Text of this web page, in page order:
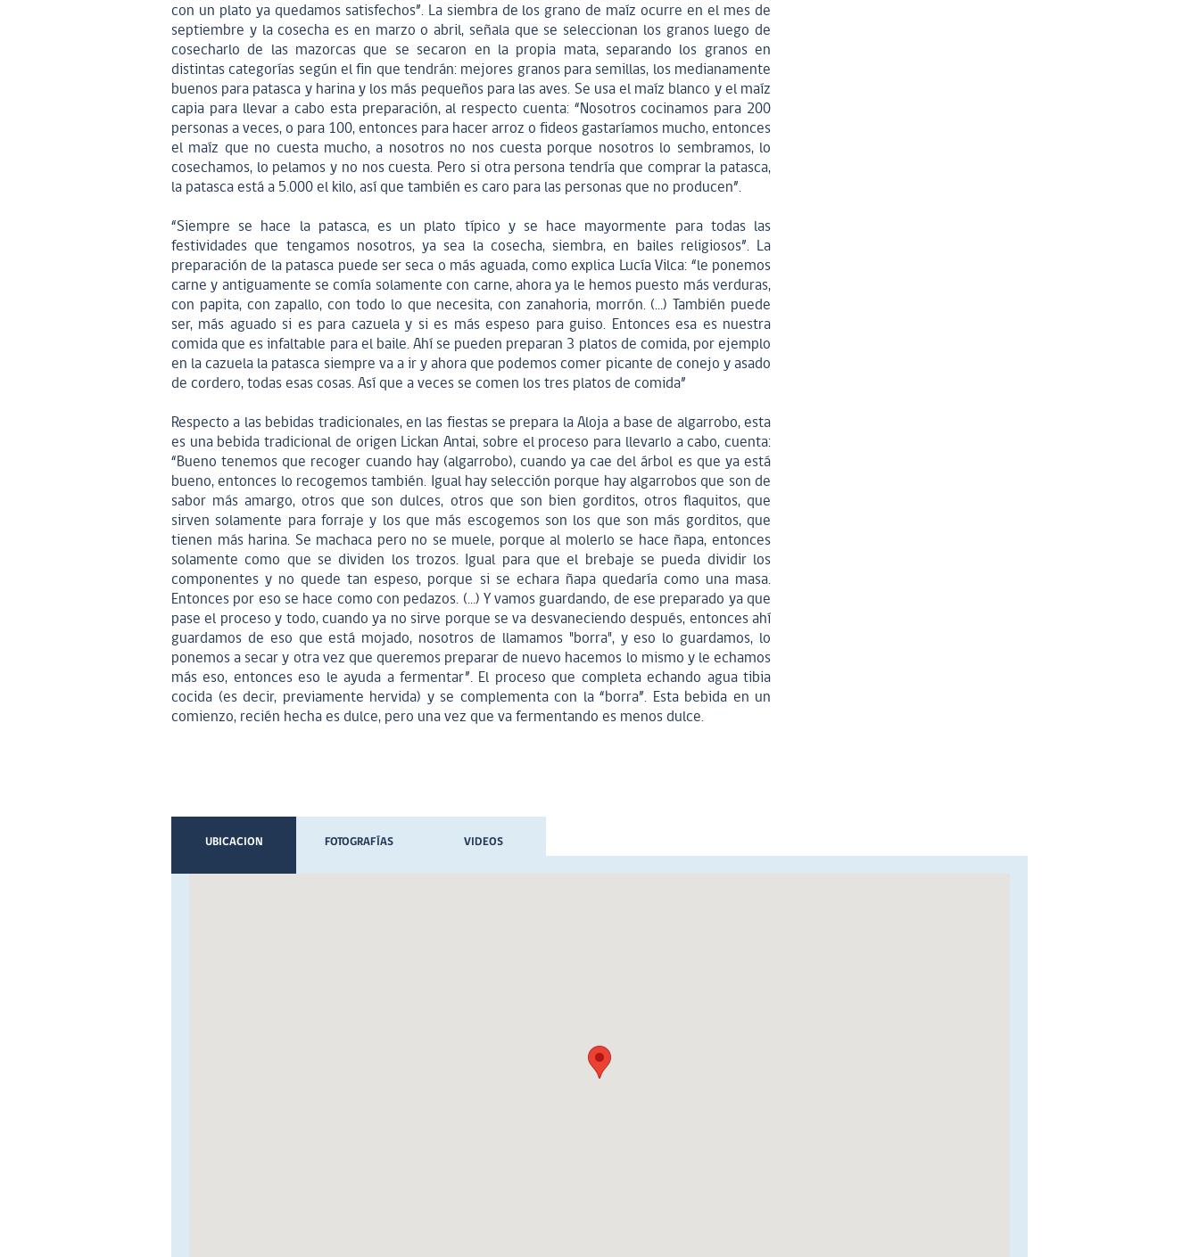
con un plato ya quedamos satisfechos”. La siembra de los grano de maíz ocurre en el mes de
septiembre y la cosecha es en marzo o abril, señala que se seleccionan los granos luego de
cosecharlo de las mazorcas que se secaron en la propia mata, separando los granos en
distintas categorías según el fin que tendrán: mejores granos para semillas, los medianamente
buenos para patasca y harina y los más pequeños para las aves. Se usa el maíz blanco y el maíz
capia para llevar a cabo esta preparación, al respecto cuenta: “Nosotros cocinamos para 200
personas a veces, o para 100, entonces para hacer arroz o fideos gastaríamos mucho, entonces
el maíz que no cuesta mucho, a nosotros no nos cuesta porque nosotros lo sembramos, lo
cosechamos, lo pelamos y no nos cuesta. Pero si otra persona tendría que comprar la patasca,
la patasca está a 5.000 el kilo, así que también es caro para las personas que no producen”.
“Siempre se hace la patasca, es un plato típico y se hace mayormente para todas las
festividades que tengamos nosotros, ya sea la cosecha, siembra, en bailes religiosos”. La
preparación de la patasca puede ser seca o más aguada, como explica Lucía Vilca: “le ponemos
carne y antiguamente se comía solamente con carne, ahora ya le hemos puesto más verduras,
con papita, con zapallo, con todo lo que necesita, con zanahoria, morrón. (…) También puede
ser, más aguado si es para cazuela y si es más espeso para guiso. Entonces esa es nuestra
comida que es infaltable para el baile. Ahí se pueden preparan 3 platos de comida, por ejemplo
en la cazuela la patasca siempre va a ir y ahora que podemos comer picante de conejo y asado
de cordero, todas esas cosas. Así que a veces se comen los tres platos de comida”
Respecto a las bebidas tradicionales, en las fiestas se prepara la Aloja a base de algarrobo, esta
es una bebida tradicional de origen Lickan Antai, sobre el proceso para llevarlo a cabo, cuenta:
“Bueno tenemos que recoger cuando hay (algarrobo), cuando ya cae del árbol es que ya está
bueno, entonces lo recogemos también. Igual hay selección porque hay algarrobos que son de
sabor más amargo, otros que son dulces, otros que son bien gorditos, otros flaquitos, que
sirven solamente para forraje y los que más escogemos son los que son más gorditos, que
tienen más harina. Se machaca pero no se muele, porque al molerlo se hace ñapa, entonces
solamente como que se dividen los trozos. Igual para que el brebaje se pueda dividir los
componentes y no quede tan espeso, porque si se echara ñapa quedaría como una masa.
Entonces por eso se hace como con pedazos. (…) Y vamos guardando, de ese preparado ya que
pase el proceso y todo, cuando ya no sirve porque se va desvaneciendo después, entonces ahí
guardamos de eso que está mojado, nosotros de llamamos "borra", y eso lo guardamos, lo
ponemos a secar y otra vez que queremos preparar de nuevo hacemos lo mismo y le echamos
más eso, entonces eso le ayuda a fermentar”. El proceso que completa echando agua tibia
cocida (es decir, previamente hervida) y se complementa con la “borra”. Esta bebida en un
comienzo, recién hecha es dulce, pero una vez que va fermentando es menos dulce.
UBICACION FOTOGRAFÍAS VIDEOS